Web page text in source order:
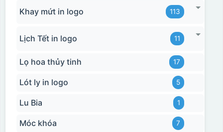
Khay mứt in logo 113
Lịch Tết in logo 11
Lọ hoa thủy tinh 17
Lót ly in logo 5
Lu Bia 1
Móc khóa 7